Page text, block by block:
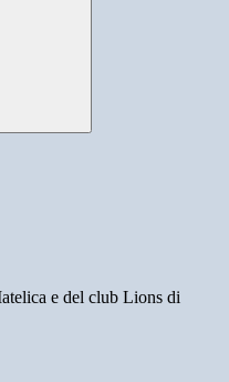
e del club Lions di